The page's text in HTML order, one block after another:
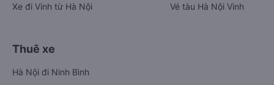
Xe đi Vinh từ Hà Nội
Vé tàu Hà Nội Vinh
Thuê xe
Hà Nội đi Ninh Bình